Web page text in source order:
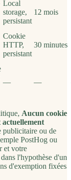
Local
storage,
persistant
12 mois
Cookie
HTTP,
persistant
30 minutes
— —
Aucun cookie
actuellement
publicitaire ou de
PostHog ou
et votre
l'hypothèse d'un
d'exemption fixées